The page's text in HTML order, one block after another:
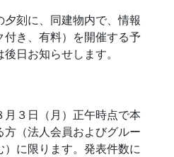
刻に、同建物内で、情報
き、有料）を開催する予
日お知らせします。
３日（月）正午時点で本
（法人会員およびグルー
に限ります。発表件数に